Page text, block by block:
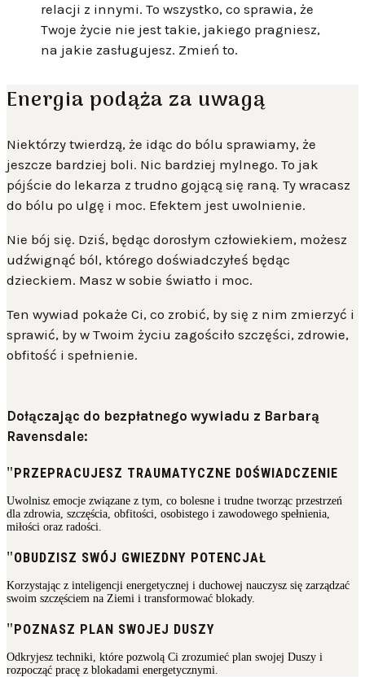
relacji z innymi. To wszystko, co sprawia, że
Twoje życie nie jest takie, jakiego pragniesz,
na jakie zasługujesz. Zmień to.
Energia podąża za uwagą
Niektórzy twierdzą, że idąc do bólu sprawiamy, że
jeszcze bardziej boli. Nic bardziej mylnego. To jak
pójście do lekarza z trudno gojącą się raną. Ty wracasz
do bólu po ulgę i moc. Efektem jest uwolnienie.
Nie bój się. Dziś, będąc dorosłym człowiekiem, możesz
udźwignąć ból, którego doświadczyłeś będąc
dzieckiem. Masz w sobie światło i moc.
Ten wywiad pokaże Ci, co zrobić, by się z nim zmierzyć i
sprawić, by w Twoim życiu zagościło szczęści, zdrowie,
obfitość i spełnienie.
Dołączając do bezpłatnego wywiadu z Barbarą
Ravensdale:
PRZEPRACUJESZ TRAUMATYCZNE DOŚWIADCZENIE
Uwolnisz emocje związane z tym, co bolesne i trudne tworząc przestrzeń
dla zdrowia, szczęścia, obfitości, osobistego i zawodowego spełnienia,
miłości oraz radości.
OBUDZISZ SWÓJ GWIEZDNY POTENCJAŁ
Korzystając z inteligencji energetycznej i duchowej nauczysz się zarządzać
swoim szczęściem na Ziemi i transformować blokady.
POZNASZ PLAN SWOJEJ DUSZY
Odkryjesz techniki, które pozwolą Ci zrozumieć plan swojej Duszy i
rozpocząć pracę z blokadami energetycznymi.